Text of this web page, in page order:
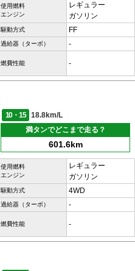
使用燃料
エンジン
レギュラー
ガソリン
駆動方式 FF
過給器（ターボ） -
燃費性能 -
10・15
18.8km/L
満タンでどこまで走る？
601.6km
使用燃料
エンジン
レギュラー
ガソリン
駆動方式 4WD
過給器（ターボ） -
燃費性能 -